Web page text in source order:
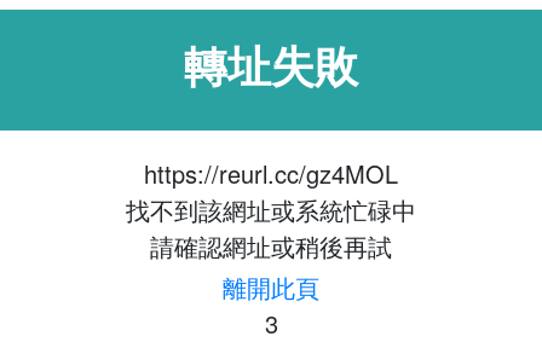
轉址失敗
https://reurl.cc/gz4MOL
找不到該網址或系統忙碌中
請確認網址或稍後再試
離開此頁
2